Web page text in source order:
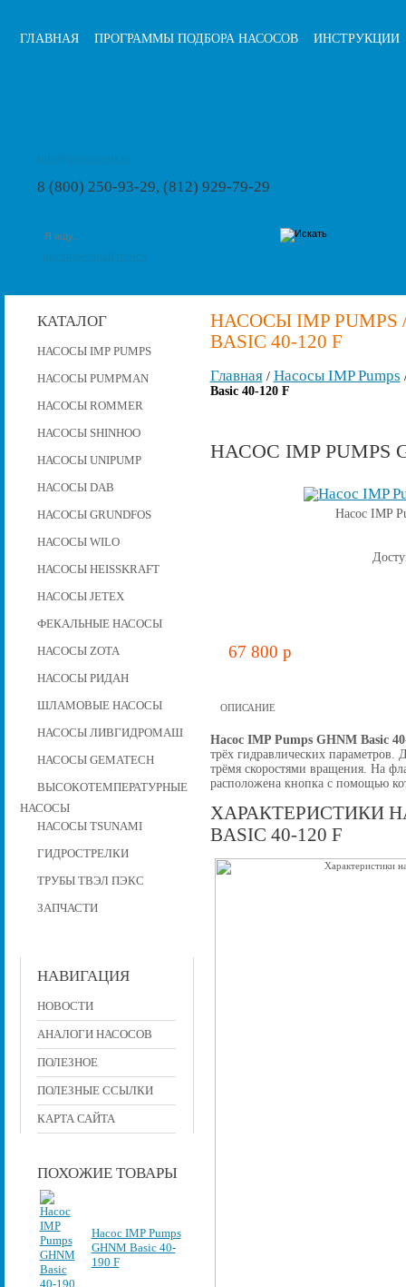
ГЛАВНАЯ ПРОГРАММЫ ПОДБОРА НАСОСОВ ИНСТРУКЦИИ
8 (800) 250-93-29, (812) 929-79-29
КАТАЛОГ
НАСОСЫ IMP PUMPS
НАСОСЫ PUMPMAN
НАСОСЫ ROMMER
НАСОСЫ SHINHOO
НАСОСЫ UNIPUMP
НАСОСЫ DAB
НАСОСЫ GRUNDFOS
НАСОСЫ WILO
НАСОСЫ HEISSKRAFT
НАСОСЫ JETEX
ФЕКАЛЬНЫЕ НАСОСЫ
НАСОСЫ ZOTA
НАСОСЫ РИДАН
ШЛАМОВЫЕ НАСОСЫ
НАСОСЫ ЛИВГИДРОМАШ
НАСОСЫ GEMATECH
ВЫСОКОТЕМПЕРАТУРНЫЕ
НАСОСЫ
НАСОСЫ TSUNAMI
ГИДРОСТРЕЛКИ
ТРУБЫ ТВЭЛ ПЭКС
ЗАПЧАСТИ
НАВИГАЦИЯ
НОВОСТИ
АНАЛОГИ НАСОСОВ
ПОЛЕЗНОЕ
ПОЛЕЗНЫЕ ССЫЛКИ
КАРТА САЙТА
ПОХОЖИЕ ТОВАРЫ
Насос IMP Pumps
GHNM Basic 40-
190 F
НАСОСЫ IMP PUMPS
BASIC 40-120 F
Главная/ Насосы IMP Pumps
Basic 40-120 F
НАСОС IMP PUMPS
Насос IMP
67 800 p
ОПИСАНИЕ
Насос IMP Pumps GHNM Basic
трёх гидравлических параметров.
трёмя скоростями вращения. На
расположена кнопка с помощью
ХАРАКТЕРИСТИКИ
BASIC 40-120 F